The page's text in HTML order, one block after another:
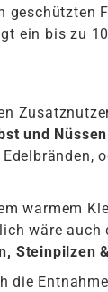
geschützten
ein bis zu
und Nüssen
warmem
wäre auch
Steinpilzen
die